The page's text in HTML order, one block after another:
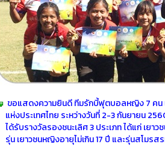
ขอแสดงความยินดี ทีมรักบี้ฟุตบอลหญิง 7 คน
แห่งประเทศไทย ระหว่างวันที่ 2-3 กันยายน
ได้รับรางวัลรองชนะเลิศ 3 ประเภท ได้แก่ เยาว
รุ่น เยาวชนหญิงอายุไม่เกิน 17 ปี และรุ่นสโมร